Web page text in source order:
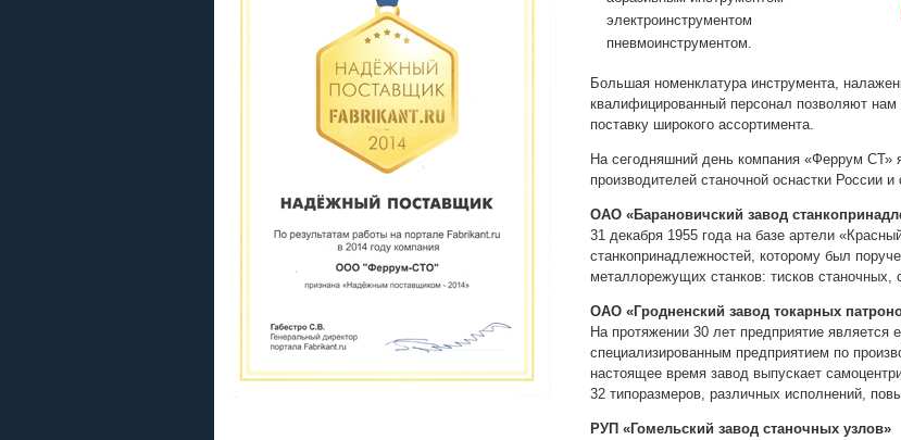
электроинструментом
пневмоинструментом.
Большая номенклатура инструмента,
квалифицированный персонал позволяют
поставку широкого ассортимента.
На сегодняшний день компания «Феррум СТ»
производителей станочной оснастки России
ОАО «Барановичский завод
31 декабря 1955 года на базе артели
станкопринадлежностей, которому был
металлорежущих станков: тисков станочных,
ОАО «Гродненский завод токарных
На протяжении 30 лет предприятие
специализированным предприятием по
настоящее время завод выпускает
32 типоразмеров, различных исполнений,
РУП «Гомельский завод станочных узлов»